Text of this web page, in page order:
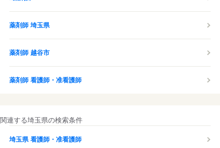
薬剤師 埼玉県
薬剤師 越谷市
薬剤師 看護師・准看護師
関連する埼玉県の検索条件
埼玉県 看護師・准看護師